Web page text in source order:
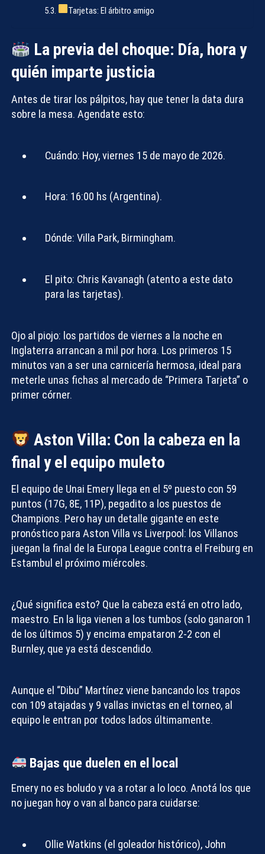
Tarjetas: El árbitro amigo
La previa del choque: Día, hora y
quién imparte justicia
Antes de tirar los pálpitos, hay que tener la data dura
sobre la mesa. Agendate esto:
Cuándo: Hoy, viernes 15 de mayo de 2026.
Hora: 16:00 hs (Argentina).
Dónde: Villa Park, Birmingham.
El pito: Chris Kavanagh (atento a este dato
para las tarjetas).
Ojo al piojo: los partidos de viernes a la noche en
Inglaterra arrancan a mil por hora. Los primeros 15
minutos van a ser una carnicería hermosa, ideal para
meterle unas fichas al mercado de “Primera Tarjeta” o
primer córner.
Aston Villa: Con la cabeza en la
final y el equipo muleto
El equipo de Unai Emery llega en el 5º puesto con 59
puntos (17G, 8E, 11P), pegadito a los puestos de
Champions. Pero hay un detalle gigante en este
pronóstico para Aston Villa vs Liverpool : los Villanos
juegan la final de la Europa League contra el Freiburg en
Estambul el próximo miércoles.
¿Qué significa esto? Que la cabeza está en otro lado,
maestro. En la liga vienen a los tumbos (solo ganaron 1
de los últimos 5) y encima empataron 2-2 con el
Burnley, que ya está descendido.
Aunque el “Dibu” Martínez viene bancando los trapos
con 109 atajadas y 9 vallas invictas en el torneo, al
equipo le entran por todos lados últimamente.
Bajas que duelen en el local
Emery no es boludo y va a rotar a lo loco. Anotá los que
no juegan hoy o van al banco para cuidarse:
Ollie Watkins (el goleador histórico), John